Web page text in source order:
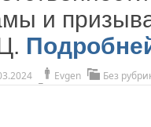
и
Evgen Без